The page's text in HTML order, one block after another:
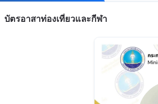
บัตรอาสาท่องเที่ยวและกีฬา